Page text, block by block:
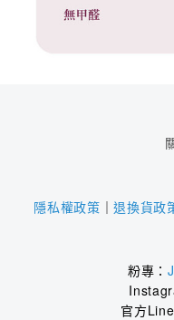
隱私權政策 ｜退換貨政
粉專：
官方